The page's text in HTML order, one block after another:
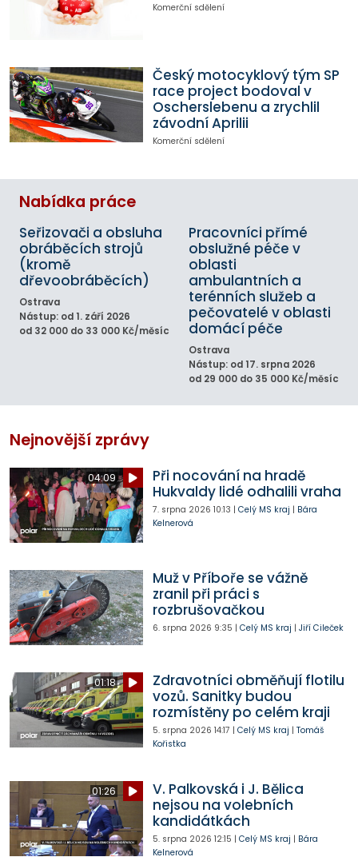
Komerční sdělení
Český motocyklový tým SP
race project bodoval v
Oscherslebenu a zrychlil
závodní Aprilii
Komerční sdělení
Nabídka práce
Seřizovači a obsluha
obráběcích strojů
(kromě
dřevoobráběcích)
Ostrava
Nástup: od 1. září 2026
od 32 000 do 33 000 Kč/měsíc
Pracovníci přímé
obslužné péče v
oblasti
ambulantních a
terénních služeb a
pečovatelé v oblasti
domácí péče
Ostrava
Nástup: od 17. srpna 2026
od 29 000 do 35 000 Kč/měsíc
Nejnovější zprávy
04:09
Při nocování na hradě
Hukvaldy lidé odhalili vraha
7. srpna 2026 10:13 | Celý MS kraj | Bára
Kelnerová
Muž v Příboře se vážně
zranil při práci s
rozbrušovačkou
6. srpna 2026 9:35 | Celý MS kraj | Jiří Cileček
01:18
Zdravotníci obměňují flotilu
vozů. Sanitky budou
rozmístěny po celém kraji
5. srpna 2026 14:17 | Celý MS kraj | Tomáš
Kořistka
01:26
V. Palkovská i J. Bělica
nejsou na volebních
kandidátkách
5. srpna 2026 12:15 | Celý MS kraj | Bára
Kelnerová